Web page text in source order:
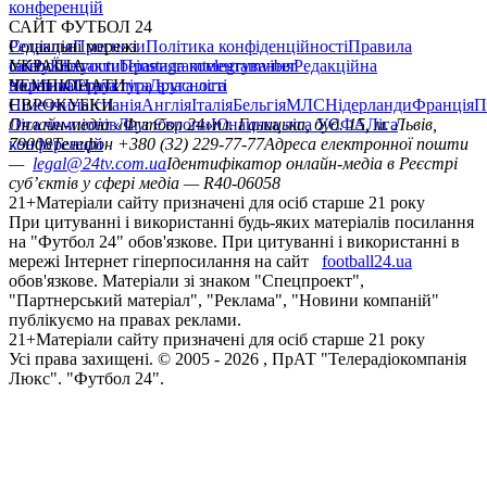
конференцій
САЙТ ФУТБОЛ 24
РедакціяПрогнозиПолітика конфіденційностіПравила
сайтуКонтактиПравила коментуванняРедакційна
політикаСтруктура власності
Соціальні мережі
facebookxyoutubeinstagramtelegramviber
УКРАЇНА
УкраїнаПерша лігаДруга ліга
ЧЕМПІОНАТИ
НімеччинаІспаніяАнгліяІталіяБельгіяМЛСНідерландиФранція
ЄВРОКУБКИ
Ліга чемпіонівЛіга ЄвропиЮнацька ліга УЄФАЛіга
конференцій
Онлайн-медіа «Футбол 24»пл. Галицька, буд. 15, м. Львів,
79008Телефон +380 (32) 229-77-77Адреса електронної пошти
— legal@24tv.com.uaІдентифікатор онлайн-медіа в Реєстрі
суб’єктів у сфері медіа — R40-06058
21+Матеріали сайту призначені для осіб старше 21 року
При цитуванні і використанні будь-яких матеріалів посилання
на "Футбол 24" обов'язкове. При цитуванні і використанні в
мережі Інтернет гіперпосилання на сайт
football24.ua
обов'язкове. Матеріали зі знаком "Спецпроект",
"Партнерський матеріал", "Реклама", "Новини компаній"
публікуємо на правах реклами.
21+Матеріали сайту призначені для осіб старше 21 року
Усi права захищенi. © 2005 - 2026 , ПрАТ "Телерадіокомпанія
Люкс". "Футбол 24".